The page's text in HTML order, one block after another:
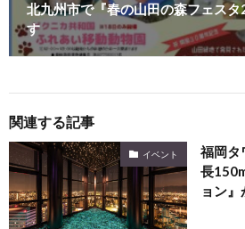
北九州市で『春の山田の森フェス
す
関連する記事
イベント
福岡タ
長
ョン